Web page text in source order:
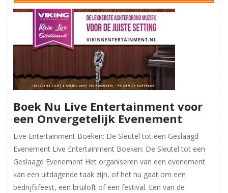
Boek Nu Live Entertainment voor
een Onvergetelijk Evenement
Live Entertainment Boeken: De Sleutel tot een Geslaagd
Evenement Live Entertainment Boeken: De Sleutel tot een
Geslaagd Evenement Het organiseren van een evenement
kan een uitdagende taak zijn, of het nu gaat om een
bedrijfsfeest, een bruiloft of een festival. Een van de